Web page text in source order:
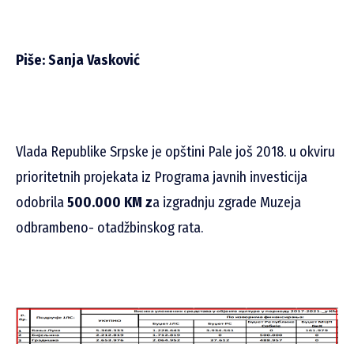
Piše: Sanja Vasković
Vlada Republike Srpske je opštini Pale još 2018. u okviru
prioritetnih projekata iz Programa javnih investicija
odobrila500.000 KM za izgradnju zgrade Muzeja
odbrambeno- otadžbinskog rata.